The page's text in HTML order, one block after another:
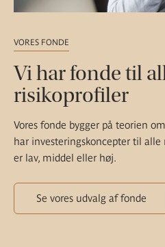
VORES FONDE
Vi har fonde til
risikoprofiler
Vores fonde bygger på teorien
har investeringskoncepter til alle
er lav, middel eller høj.
Se vores udvalg af fonde